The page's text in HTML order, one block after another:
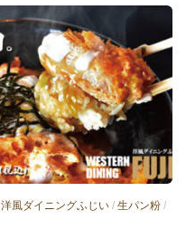
洋風ダイニングふじい / 生パン粉 /